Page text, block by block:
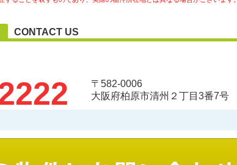
CONTACT US
〒582-0006
大阪府柏原市清州２丁目3番7号